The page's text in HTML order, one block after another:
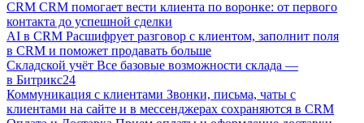
CRM CRM помогает вести клиента по воронке: от первого
контакта до успешной сделки
AI в CRM Расшифрует разговор с клиентом, заполнит поля
в CRM и поможет продавать больше
Складской учёт Все базовые возможности склада —
в Битрикс24
Коммуникация с клиентами Звонки, письма, чаты с
клиентами на сайте и в мессенджерах сохраняются в CRM